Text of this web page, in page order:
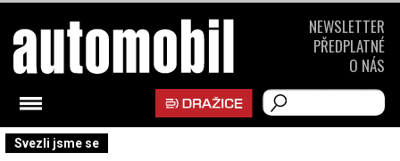
Svezli jsme se
NEWSLETTER
PŘEDPLATNÉ
O NÁS